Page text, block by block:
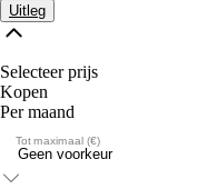
Uitleg
Selecteer prijs
Kopen
Per maand
Tot maximaal (€)